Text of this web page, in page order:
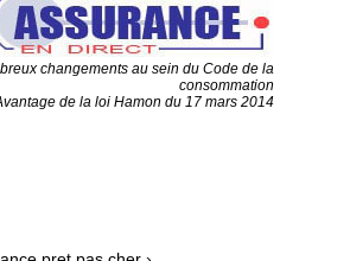
changements au sein du Code de la
consommation
de la loi Hamon du 17 mars 2014